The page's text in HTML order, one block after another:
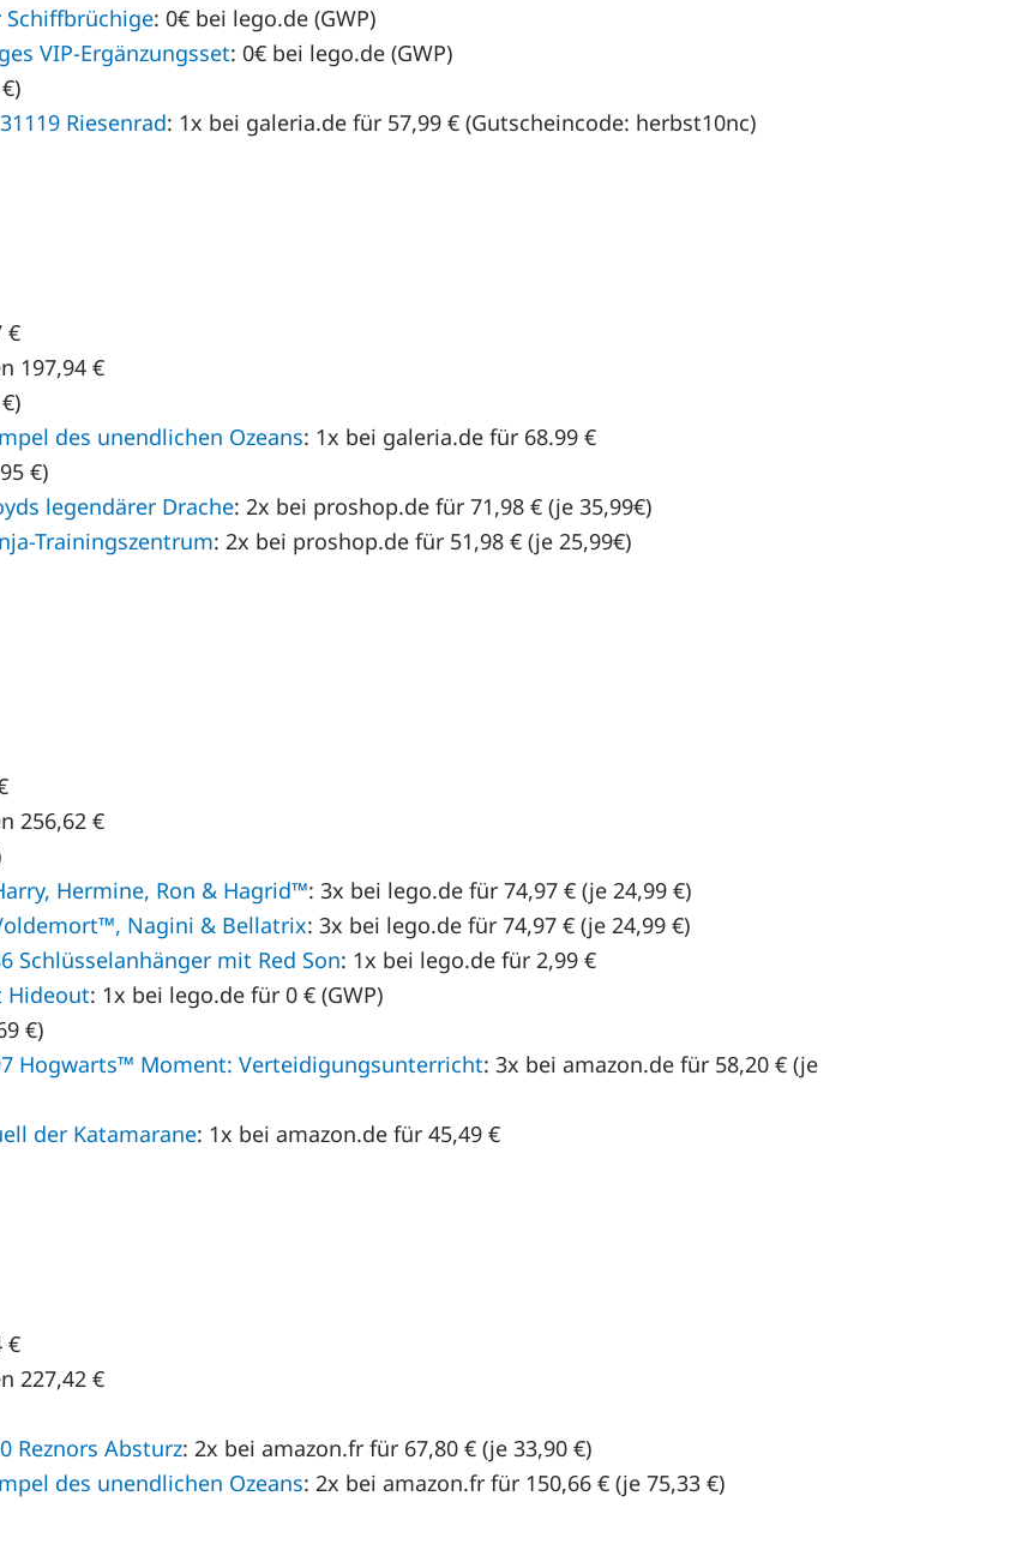
Schiffbrüchige: 0€ bei lego.de (GWP)
VIP-Ergänzungsset: 0€ bei lego.de (GWP)
Riesenrad: 1x bei galeria.de für 57,99 € (Gutscheincode: herbst10nc)
€
197,94 €
des unendlichen Ozeans: 1x bei galeria.de für 68.99 €
€)
legendärer Drache: 2x bei proshop.de für 71,98 € (je 35,99€)
Trainingszentrum: 2x bei proshop.de für 51,98 € (je 25,99€)
256,62 €
Hermine, Ron & Hagrid™: 3x bei lego.de für 74,97 € (je 24,99 €)
Nagini & Bellatrix: 3x bei lego.de für 74,97 € (je 24,99 €)
Schlüsselanhänger mit Red Son: 1x bei lego.de für 2,99 €
Hideout: 1x bei lego.de für 0 € (GWP)
€)
Hogwarts™ Moment: Verteidigungsunterricht: 3x bei amazon.de für 58,20 € (je
der Katamarane: 1x bei amazon.de für 45,49 €
€
227,42 €
Reznors Absturz: 2x bei amazon.fr für 67,80 € (je 33,90 €)
des unendlichen Ozeans: 2x bei amazon.fr für 150,66 € (je 75,33 €)